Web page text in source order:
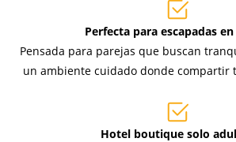
Perfecta para escapadas
Pensada para parejas que buscan
un ambiente cuidado donde compartir
Hotel boutique solo